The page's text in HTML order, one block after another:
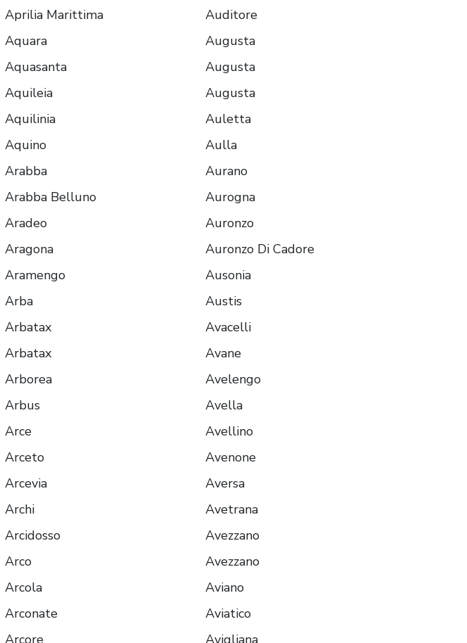
Aprilia Marittima
Aquara
Aquasanta
Aquileia
Aquilinia
Aquino
Arabba
Arabba Belluno
Aradeo
Aragona
Aramengo
Arba
Arbatax
Arbatax
Arborea
Arbus
Arce
Arceto
Arcevia
Archi
Arcidosso
Arco
Arcola
Arconate
Auditore
Augusta
Augusta
Augusta
Auletta
Aulla
Aurano
Aurogna
Auronzo
Auronzo Di Cadore
Ausonia
Austis
Avacelli
Avane
Avelengo
Avella
Avellino
Avenone
Aversa
Avetrana
Avezzano
Avezzano
Aviano
Aviatico